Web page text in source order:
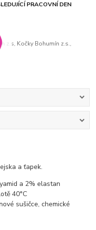
PRACOVNÍ DEN
z.s, Kočky Bohumín z.s.,
a ťapek.
a 2% elastan
40°C
sušičce, chemické